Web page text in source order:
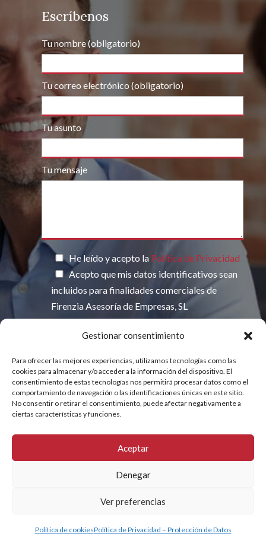
Gestionar consentimiento
Para ofrecer las mejores experiencias, utilizamos tecnologías como las
cookies para almacenar y/o acceder a la información del dispositivo. El
consentimiento de estas tecnologías nos permitirá procesar datos como el
comportamiento de navegación o las identificaciones únicas en este sitio.
No consentir o retirar el consentimiento, puede afectar negativamente a
ciertas características y funciones.
Aceptar
Denegar
Ver preferencias
Política de cookiesPolítica de Privacidad – Protección de Datos
Escríbenos
Tu nombre (obligatorio)
Tu correo electrónico (obligatorio)
Tu asunto
Tu mensaje
Por favor, deja este campo vacío.
He leído y acepto la Política de Privacidad
Acepto que mis datos identificativos sean
incluidos para finalidades comerciales de
Firenzia Asesoría de Empresas, SL
INFORMACIÓN BÁSICA SOBRE
PROTECCIÓN DE DATOS
Política de Privacidad
de Cookies–Declaración de Accesibilidad–Mapa